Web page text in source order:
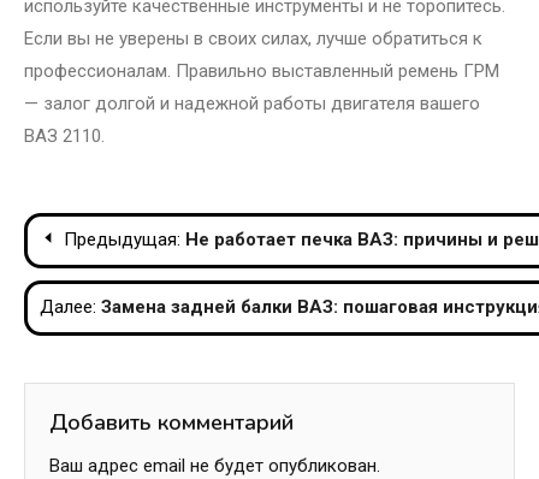
используйте качественные инструменты и не торопитесь.
Если вы не уверены в своих силах, лучше обратиться к
профессионалам. Правильно выставленный ремень ГРМ
— залог долгой и надежной работы двигателя вашего
ВАЗ 2110.
Навигация
по
записям
Предыдущая: Не работает печка ВАЗ: причины и
Далее: Замена задней балки ВАЗ: пошаговая
Добавить комментарий
Ваш адрес email не будет опубликован.